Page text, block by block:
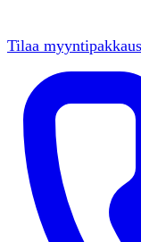
Tilaa myyntipakkaus